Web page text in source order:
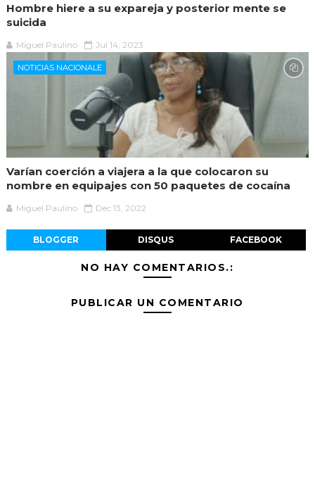
Hombre hiere a su expareja y posterior mente se
suicida
Miguel Paulino Jul 14, 2023
NOTICIAS NACIONALE
Varían coerción a viajera a la que colocaron su
nombre en equipajes con 50 paquetes de cocaína
Miguel Paulino Dec 13, 2022
BLOGGER DISQUS FACEBOOK
NO HAY COMENTARIOS.:
PUBLICAR UN COMENTARIO